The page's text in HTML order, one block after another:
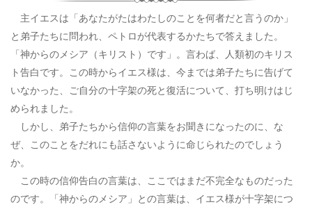
主イエスは「あなたがたはわたしのことを何者だと言うのか」
と弟子たちに問われ、ペトロが代表するかたちで答えました。
「神からのメシア（キリスト）です」。言わば、人類初のキリス
ト告白です。この時からイエス様は、今までは弟子たちに告げて
いなかった、ご自分の十字架の死と復活について、打ち明けはじ
められました。
しかし、弟子たちから信仰の言葉をお聞きになったのに、な
ぜ、このことをだれにも話さないように命じられたのでしょう
か。
この時の信仰告白の言葉は、ここではまだ不完全なものだった
のです。「神からのメシア」との言葉は、イエス様が十字架につ